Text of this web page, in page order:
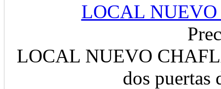
LOCAL
LOCAL NUEVO
dos puertas